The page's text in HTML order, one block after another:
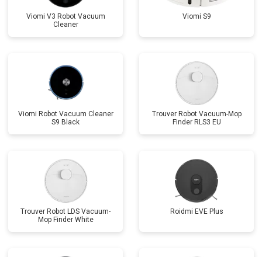
Viomi V3 Robot Vacuum
Cleaner
Viomi S9
Viomi Robot Vacuum Cleaner
S9 Black
Trouver Robot Vacuum-Mop
Finder RLS3 EU
Trouver Robot LDS Vacuum-
Mop Finder White
Roidmi EVE Plus